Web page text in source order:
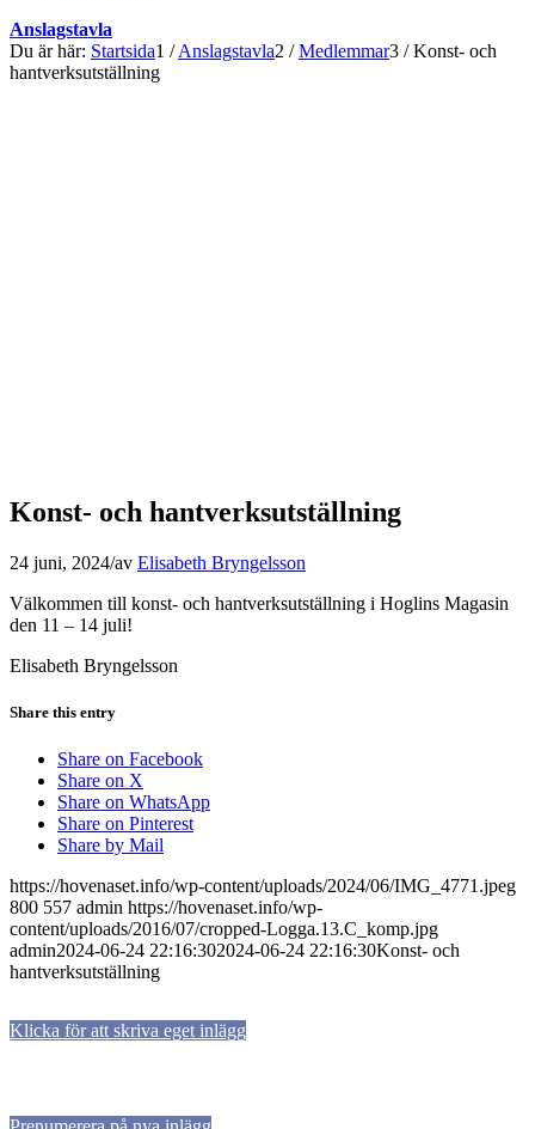
Anslagstavla
Du är här: Startsida1 / Anslagstavla2 / Medlemmar3 / Konst- och
hantverksutställning
Konst- och hantverksutställning
24 juni, 2024/av Elisabeth Bryngelsson
Välkommen till konst- och hantverksutställning i Hoglins Magasin
den 11 – 14 juli!
Elisabeth Bryngelsson
Share this entry
Share on Facebook
Share on X
Share on WhatsApp
Share on Pinterest
Share by Mail
https://hovenaset.info/wp-content/uploads/2024/06/IMG_4771.jpeg
800 557 admin https://hovenaset.info/wp-
content/uploads/2016/07/cropped-Logga.13.C_komp.jpg
admin2024-06-24 22:16:302024-06-24 22:16:30Konst- och
hantverksutställning
Klicka för att skriva eget inlägg